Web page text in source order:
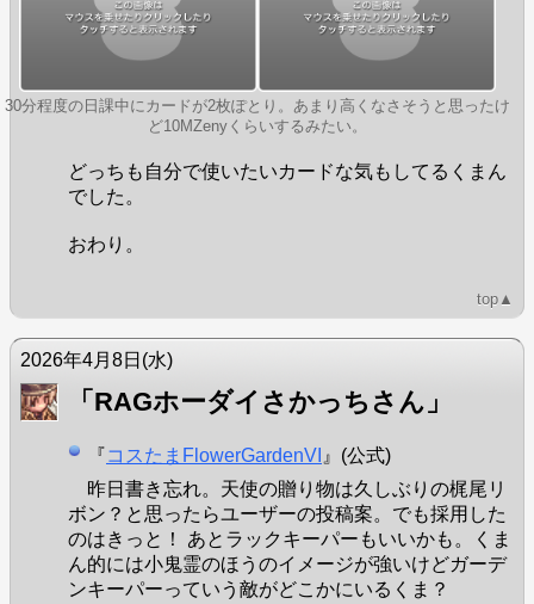
30分程度の日課中にカードが2枚ぽとり。あまり高くなさそうと思ったけ
ど10MZenyくらいするみたい。
どっちも自分で使いたいカードな気もしてるくまん
でした。
おわり。
top▲
2026年4月8日 (水)
「RAGホーダイさかっちさん」
『 コスたまFlowerGardenVI 』(公式)
昨日書き忘れ。天使の贈り物は久しぶりの梶尾リ
ボン？と思ったらユーザーの投稿案。でも採用した
のはきっと！ あとラックキーパーもいいかも。くま
ん的には小鬼霊のほうのイメージが強いけどガーデ
ンキーパーっていう敵がどこかにいるくま？